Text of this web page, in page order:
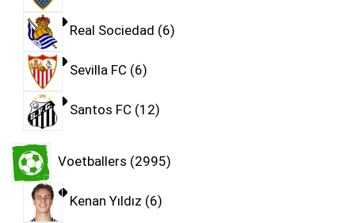
Real Sociedad 6
Sevilla FC 6
Santos FC 12
Voetballers 2995
Kenan Yıldız 6